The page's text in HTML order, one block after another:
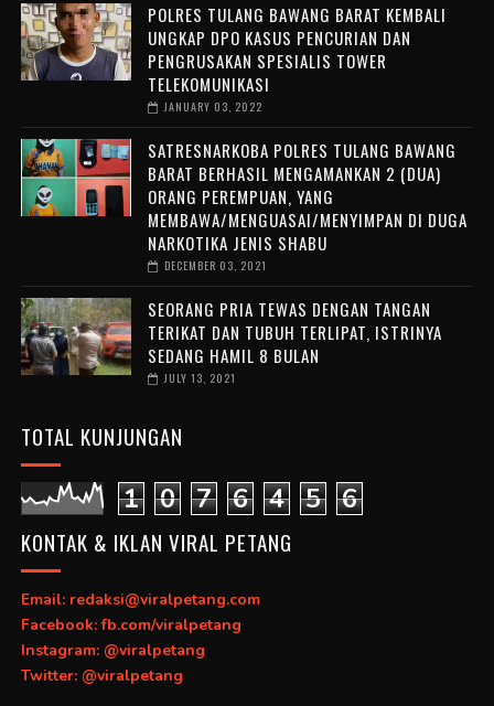
POLRES TULANG BAWANG BARAT KEMBALI
UNGKAP DPO KASUS PENCURIAN DAN
PENGRUSAKAN SPESIALIS TOWER
TELEKOMUNIKASI
JANUARY 03, 2022
SATRESNARKOBA POLRES TULANG BAWANG
BARAT BERHASIL MENGAMANKAN 2 (DUA)
ORANG PEREMPUAN, YANG
MEMBAWA/MENGUASAI/MENYIMPAN DI DUGA
NARKOTIKA JENIS SHABU
DECEMBER 03, 2021
SEORANG PRIA TEWAS DENGAN TANGAN
TERIKAT DAN TUBUH TERLIPAT, ISTRINYA
SEDANG HAMIL 8 BULAN
JULY 13, 2021
TOTAL KUNJUNGAN
1 0 7 6 4 5 6
KONTAK & IKLAN VIRAL PETANG
Email: redaksi@viralpetang.com
Facebook: fb.com/viralpetang
Instagram: @viralpetang
Twitter: @viralpetang